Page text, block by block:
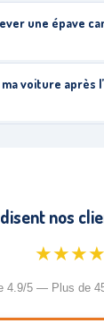
une épave
voiture après
nos
4.9/5 — Plus de